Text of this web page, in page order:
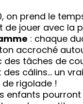
on prend le
de jouer avec la
: chaque
accroché
des tâches de
des câlins… un
rigolade !
enfants